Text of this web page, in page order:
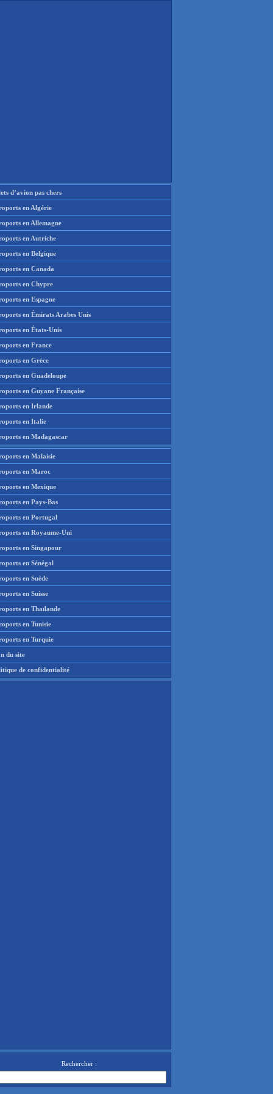
d’avion pas chers
en Algérie
en Allemagne
en Autriche
en Belgique
en Canada
en Chypre
en Espagne
en Émirats Arabes Unis
en États-Unis
en France
en Grèce
en Guadeloupe
en Guyane Française
en Irlande
en Italie
en Madagascar
en Malaisie
en Maroc
en Mexique
en Pays-Bas
en Portugal
en Royaume-Uni
en Singapour
en Sénégal
en Suède
en Suisse
en Thaïlande
en Tunisie
en Turquie
du site
de confidentialité
Rechercher :